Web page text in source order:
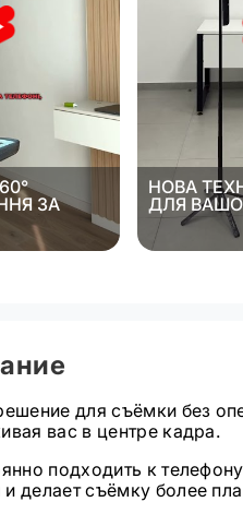
ЗА
НОВА
ДЛЯ
для съёмки без
вас в центре кадра.
подходить к
делает съёмку более